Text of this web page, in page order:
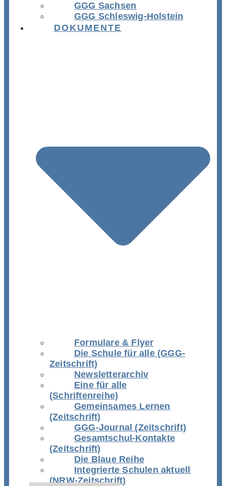
GGG Sachsen
GGG Schleswig-Holstein
DOKUMENTE
Formulare & Flyer
Die Schule für alle (GGG-
Zeitschrift)
Newsletterarchiv
Eine für alle
(Schriftenreihe)
Gemeinsames Lernen
(Zeitschrift)
GGG-Journal (Zeitschrift)
Gesamtschul-Kontakte
(Zeitschrift)
Die Blaue Reihe
Integrierte Schulen aktuell
(NRW-Zeitschrift)